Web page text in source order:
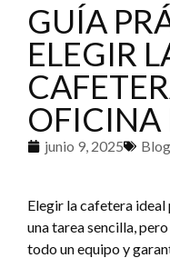
GUÍA
ELEGIR
OFICINA
junio 9, 2025
Elegir la cafetera
una tarea sencilla,
todo un equipo y